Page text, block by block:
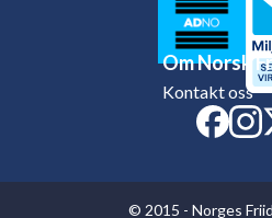
Om Norsk
Kontakt oss
© 2015 - Norges